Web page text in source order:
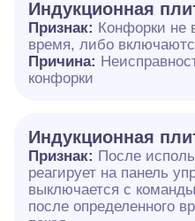
Индукционная
Признак: Конфорки не
время, либо
Причина:
конфорки
Индукционная
Признак: После
реагирует на панель
выключается с
после определенного